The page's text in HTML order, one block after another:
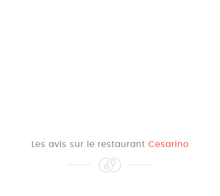
Les avis sur le restaurant Cesarino